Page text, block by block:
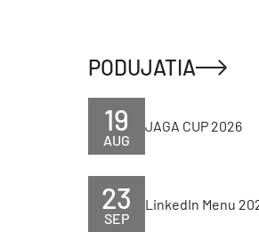
PODUJATIA
AUG
19 JAGA CUP 2026
SEP
23 LinkedIn Menu